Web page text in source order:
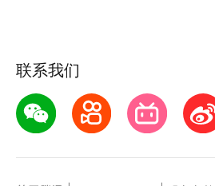
联系我们